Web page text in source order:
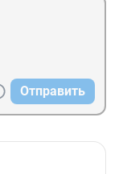
Отправить